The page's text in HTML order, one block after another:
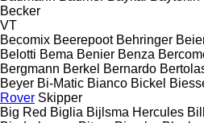
Becker
VT
Becomix Beerepoot Behringer
Belotti Bema Benier Benza
Bergmann Berkel Bernardo
Beyer Bi-Matic Bianco Bickel
Rover Skipper
Big Red Biglia Bijlsma Hercules